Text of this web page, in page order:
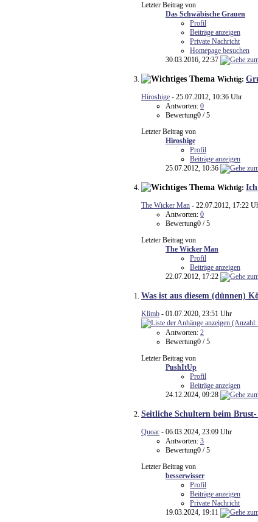
Letzter Beitrag von
Das Schwäbische Grauen
Profil
Beiträge anzeigen
Private Nachricht
Homepage besuchen
30.03.2016, 22:37
Wichtig:
Hiroshige - 25.07.2012, 10:36 Uhr
Antworten: 0
Bewertung0 / 5
Letzter Beitrag von
Hiroshige
Profil
Beiträge anzeigen
25.07.2012, 10:36
Wichtig:
The Wicker Man - 22.07.2012, 17:22
Antworten: 0
Bewertung0 / 5
Letzter Beitrag von
The Wicker Man
Profil
Beiträge anzeigen
22.07.2012, 17:22
Was ist aus diesem (dünnen)
Klimb - 01.07.2020, 23:51 Uhr
Antworten: 2
Bewertung0 / 5
Letzter Beitrag von
PushItUp
Profil
Beiträge anzeigen
24.12.2024, 09:28
Seitliche Schultern beim
Quoar - 06.03.2024, 23:09 Uhr
Antworten: 3
Bewertung0 / 5
Letzter Beitrag von
besserwisser
Profil
Beiträge anzeigen
Private Nachricht
19.03.2024, 19:11